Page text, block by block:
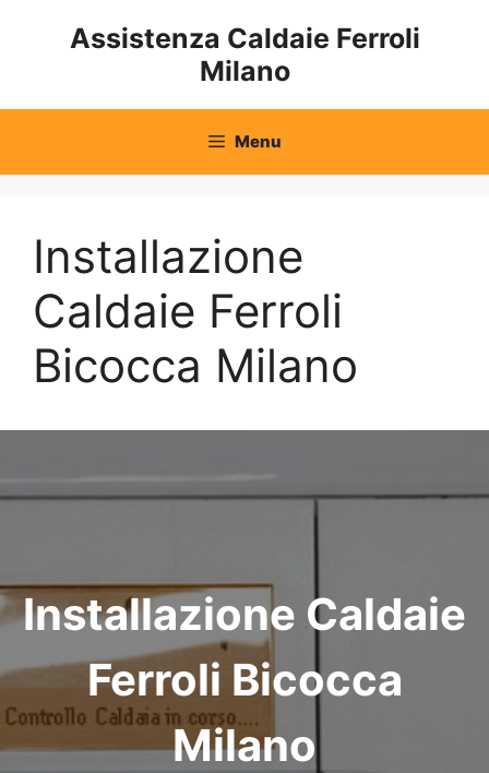
Assistenza Caldaie Ferroli
Milano
Menu
Installazione
Caldaie Ferroli
Bicocca Milano
Installazione Caldaie
Ferroli Bicocca
Milano